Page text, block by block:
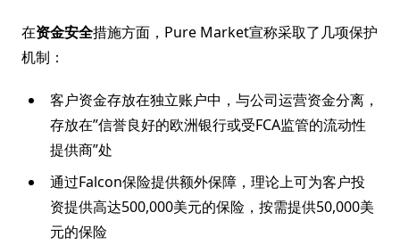
在资金安全措施方面，Pure Market宣称采取了几项保护
机制：
客户资金存放在独立账户中，与公司运营资金分离，
存放在”信誉良好的欧洲银行或受FCA监管的流动性
提供商”处
通过Falcon保险提供额外保障，理论上可为客户投
资提供高达500,000美元的保险，按需提供50,000美
元的保险